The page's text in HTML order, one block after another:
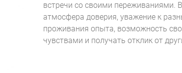
встречи со своими переживаниями.
атмосфера доверия, уважение к
проживания опыта, возможность
чувствами и получать отклик от